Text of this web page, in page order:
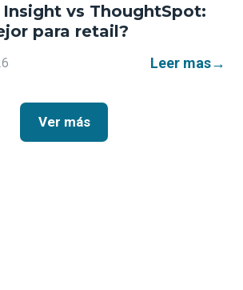
vs ThoughtSpot:
para retail?
Leer mas→
Ver más